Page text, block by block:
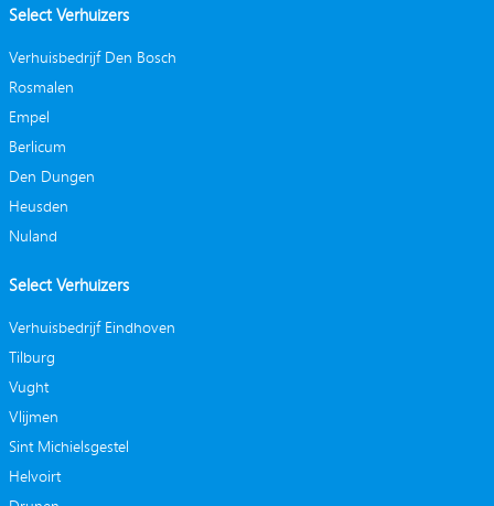
Select Verhuizers
Verhuisbedrijf Den Bosch
Rosmalen
Empel
Berlicum
Den Dungen
Heusden
Nuland
Select Verhuizers
Verhuisbedrijf Eindhoven
Tilburg
Vught
Vlijmen
Sint Michielsgestel
Helvoirt